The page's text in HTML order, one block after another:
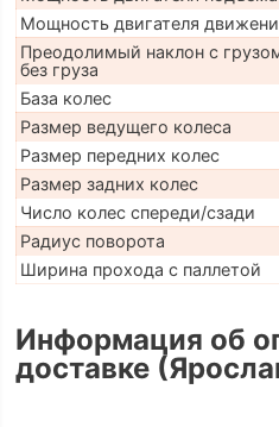
Мощность двигателя
Преодолимый наклон с
без груза
База колес
Размер ведущего колеса
Размер передних колес
Размер задних колес
Число колес спереди/сзади
Радиус поворота
Ширина прохода с паллетой
Информация об
доставке